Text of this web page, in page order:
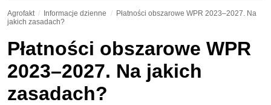
Agrofakt Informacje dzienne
Płatności obszarowe WPR 2023–2027. Na
jakich zasadach?
Płatności obszarowe WPR
2023–2027. Na jakich
zasadach?